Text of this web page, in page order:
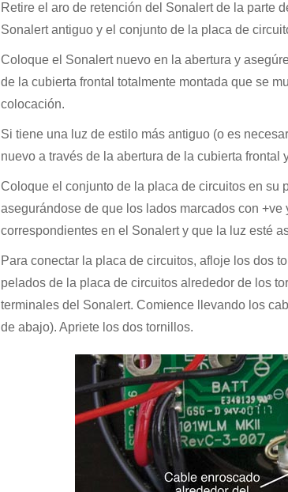
Retire el aro de retención del Sonalert de la parte
Sonalert antiguo y el conjunto de la placa de
Coloque el Sonalert nuevo en la abertura y
de la cubierta frontal totalmente montada que se
colocación.
Si tiene una luz de estilo más antiguo (o es
nuevo a través de la abertura de la cubierta frontal
Coloque el conjunto de la placa de circuitos en su
asegurándose de que los lados marcados con
correspondientes en el Sonalert y que la luz esté
Para conectar la placa de circuitos, afloje los dos
pelados de la placa de circuitos alrededor de los
terminales del Sonalert. Comience llevando los
de abajo). Apriete los dos tornillos.